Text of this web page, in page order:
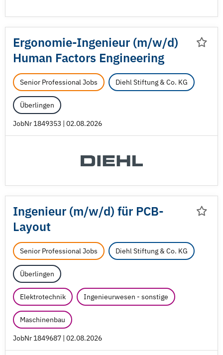
Ergonomie-Ingenieur (m/w/d)
Human Factors Engineering
Senior Professional Jobs Diehl Stiftung & Co. KG
Überlingen
JobNr 1849353 | 02.08.2026
Ingenieur (m/w/d) für PCB-
Layout
Senior Professional Jobs Diehl Stiftung & Co. KG
Überlingen
Elektrotechnik Ingenieurwesen - sonstige
Maschinenbau
JobNr 1849687 | 02.08.2026